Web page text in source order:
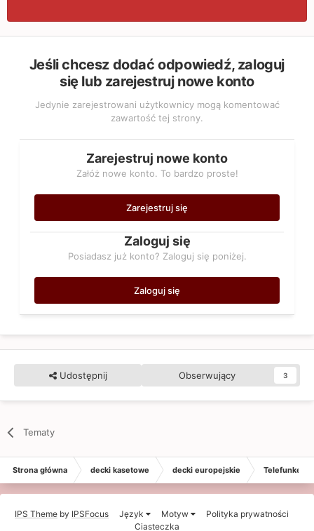
Jeśli chcesz dodać odpowiedź, zaloguj
się lub zarejestruj nowe konto
Jedynie zarejestrowani użytkownicy mogą komentować
zawartość tej strony.
Zarejestruj nowe konto
Załóż nowe konto. To bardzo proste!
Zarejestruj się
Zaloguj się
Posiadasz już konto? Zaloguj się poniżej.
Zaloguj się
Udostępnij Obserwujący 3
Tematy
Strona główna decki kasetowe decki europejskie Telefunken
IPS Theme by IPSFocus Język Motyw
Polityka prywatności
Ciasteczka